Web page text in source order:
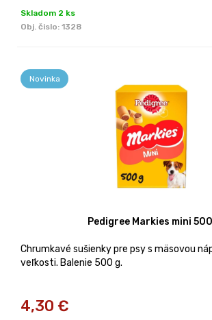
Skladom 2 ks
Obj. čislo: 1328
Novinka
Pedigree Markies mini
Chrumkavé sušienky pre psy s mäsovou
veľkosti. Balenie 500 g.
4,30 €